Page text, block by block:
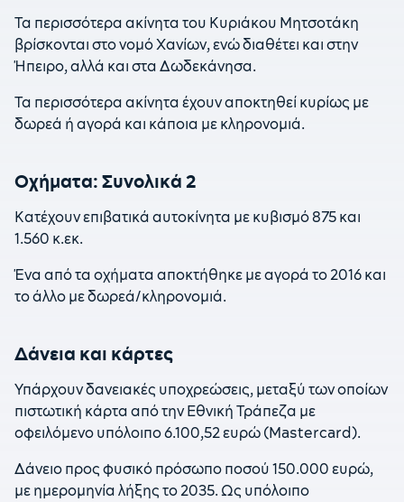
Τα περισσότερα ακίνητα του Κυριάκου Μητσοτάκη
βρίσκονται στο νομό Χανίων, ενώ διαθέτει και στην
Ήπειρο, αλλά και στα Δωδεκάνησα.
Τα περισσότερα ακίνητα έχουν αποκτηθεί κυρίως με
δωρεά ή αγορά και κάποια με κληρονομιά.
Οχήματα: Συνολικά 2
Κατέχουν επιβατικά αυτοκίνητα με κυβισμό 875 και
1.560 κ.εκ.
Ένα από τα οχήματα αποκτήθηκε με αγορά το 2016 και
το άλλο με δωρεά/κληρονομιά.
Δάνεια και κάρτες
Υπάρχουν δανειακές υποχρεώσεις, μεταξύ των οποίων
πιστωτική κάρτα από την Εθνική Τράπεζα με
οφειλόμενο υπόλοιπο 6.100,52 ευρώ (Mastercard).
Δάνειο προς φυσικό πρόσωπο ποσού 150.000 ευρώ,
με ημερομηνία λήξης το 2035. Ως υπόλοιπο